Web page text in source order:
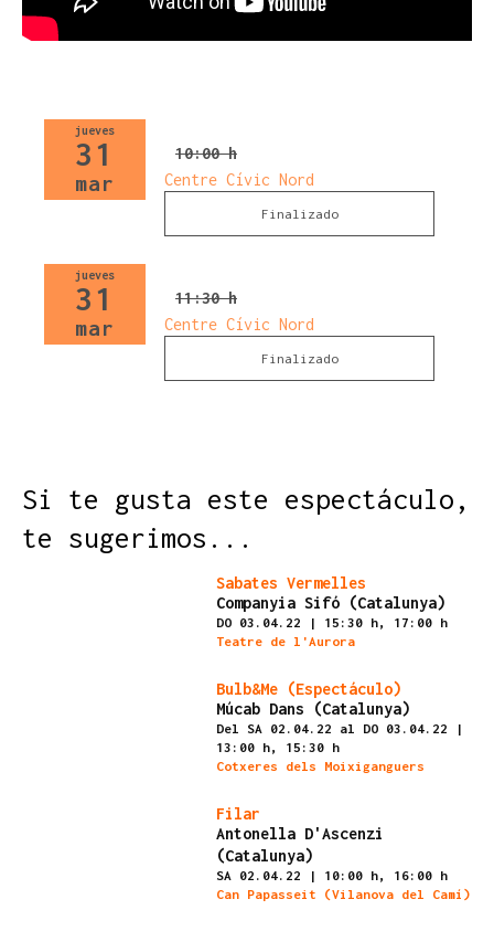
jueves
31
mar
10:00 h
Centre Cívic Nord
Finalizado
jueves
31
mar
11:30 h
Centre Cívic Nord
Finalizado
Si te gusta este espectáculo,
te sugerimos...
Sabates Vermelles
Companyia Sifó (Catalunya)
DO 03.04.22 | 15:30 h,
17:00 h
Teatre de l'Aurora
Bulb&Me (Espectáculo)
Múcab Dans (Catalunya)
Del SA 02.04.22 al DO 03.04.22 |
13:00 h,
15:30 h
Cotxeres dels Moixiganguers
Filar
Antonella D'Ascenzi
(Catalunya)
SA 02.04.22 | 10:00 h,
16:00 h
Can Papasseit (Vilanova del Camí)